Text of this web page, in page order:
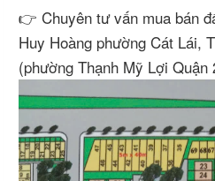
👉 Chuyên tư vấn mua bán
Huy Hoàng phường Cát Lái,
(phường Thạnh Mỹ Lợi Quận